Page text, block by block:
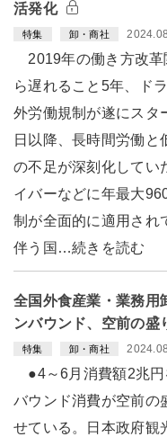
活発化
特集 卸・商社
2019年の働き方改革
ら遅れること5年、ド
外労働規制が遂にスタ
日以降、長時間労働と
の不足が深刻化してい
イバーなどに年最大
制が全面的に適用され
伴う国…続きを読む
全国外食産業・業務用
ンバウンド、空前の盛
特集 卸・商社
●4～6月消費額2兆
バウンド消費が空前の
せている。日本政府観